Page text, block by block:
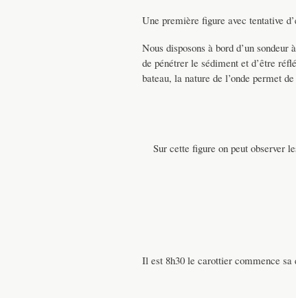
Une première figure avec tentative
Nous disposons à bord d’un
de pénétrer le sédiment et d’être
bateau, la nature de l’onde permet
Sur cette figure on peut observer
Il est 8h30 le carottier commence sa